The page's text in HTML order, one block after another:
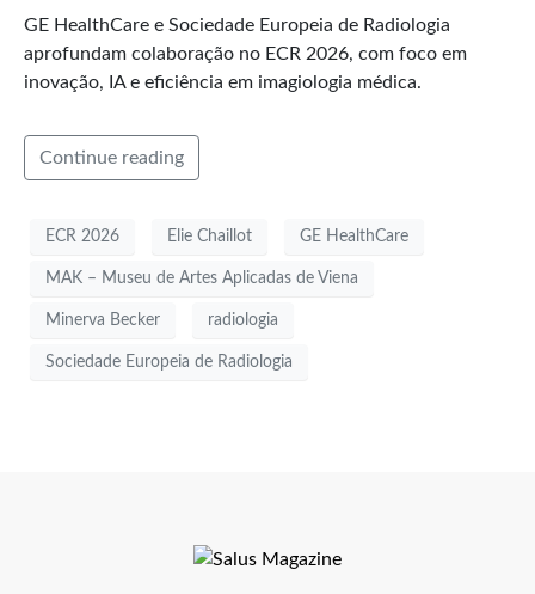
GE HealthCare e Sociedade Europeia de Radiologia
aprofundam colaboração no ECR 2026, com foco em
inovação, IA e eficiência em imagiologia médica.
Continue reading
ECR 2026 Elie Chaillot GE HealthCare
MAK – Museu de Artes Aplicadas de Viena
Minerva Becker radiologia
Sociedade Europeia de Radiologia